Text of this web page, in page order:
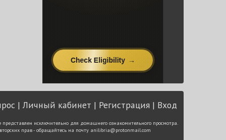
Личный кабинет Регистрация Вход
исключительно для домашнего ознакомительного просмотра.
прав - обращайтесь на почту anilibria@protonmail.com